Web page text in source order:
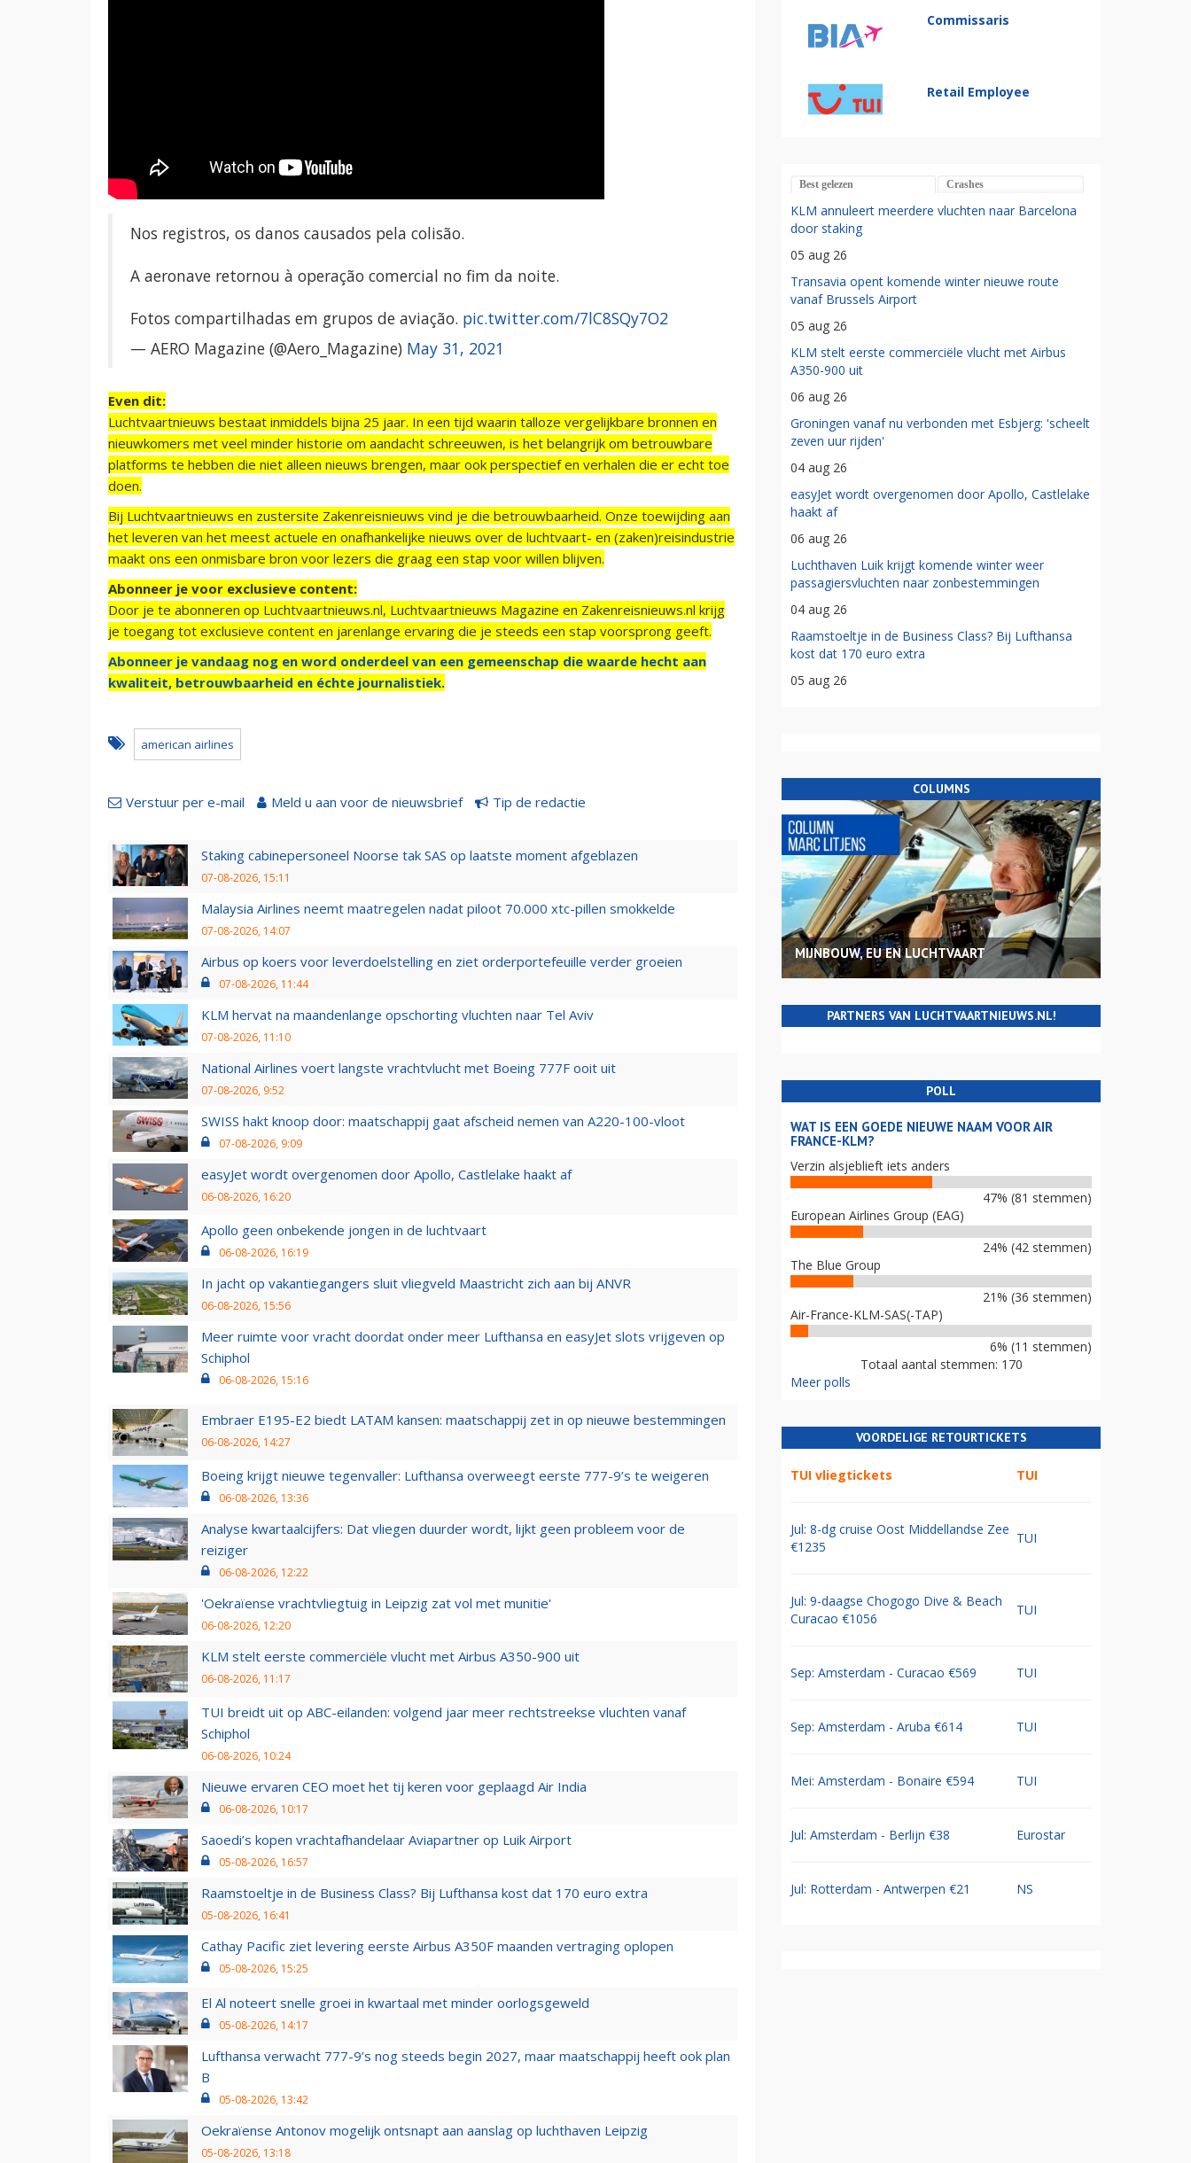
Nos registros, os danos causados pela colisão.
A aeronave retornou à operação comercial no fim da noite.
Fotos compartilhadas em grupos de aviação. pic.twitter.com/7lC8SQy7O2
— AERO Magazine (@Aero_Magazine) May 31, 2021
Even dit:
Luchtvaartnieuws bestaat inmiddels bijna 25 jaar. In een tijd waarin talloze vergelijkbare bronnen en
nieuwkomers met veel minder historie om aandacht schreeuwen, is het belangrijk om betrouwbare
platforms te hebben die niet alleen nieuws brengen, maar ook perspectief en verhalen die er echt toe
doen.
Bij Luchtvaartnieuws en zustersite Zakenreisnieuws vind je die betrouwbaarheid. Onze toewijding aan
het leveren van het meest actuele en onafhankelijke nieuws over de luchtvaart- en (zaken)reisindustrie
maakt ons een onmisbare bron voor lezers die graag een stap voor willen blijven.
Abonneer je voor exclusieve content:
Door je te abonneren op Luchtvaartnieuws.nl, Luchtvaartnieuws Magazine en Zakenreisnieuws.nl krijg
je toegang tot exclusieve content en jarenlange ervaring die je steeds een stap voorsprong geeft.
Abonneer je vandaag nog en word onderdeel van een gemeenschap die waarde hecht aan
kwaliteit, betrouwbaarheid en échte journalistiek.
american airlines
Verstuur per e-mail Meld u aan voor de nieuwsbrief Tip de redactie
Staking cabinepersoneel Noorse tak SAS op laatste moment afgeblazen
07-08-2026, 15:11
Malaysia Airlines neemt maatregelen nadat piloot 70.000 xtc-pillen smokkelde
07-08-2026, 14:07
Airbus op koers voor leverdoelstelling en ziet orderportefeuille verder groeien
07-08-2026, 11:44
KLM hervat na maandenlange opschorting vluchten naar Tel Aviv
07-08-2026, 11:10
National Airlines voert langste vrachtvlucht met Boeing 777F ooit uit
07-08-2026, 9:52
SWISS hakt knoop door: maatschappij gaat afscheid nemen van A220-100-vloot
07-08-2026, 9:09
easyJet wordt overgenomen door Apollo, Castlelake haakt af
06-08-2026, 16:20
Apollo geen onbekende jongen in de luchtvaart
06-08-2026, 16:19
In jacht op vakantiegangers sluit vliegveld Maastricht zich aan bij ANVR
06-08-2026, 15:56
Meer ruimte voor vracht doordat onder meer Lufthansa en easyJet slots vrijgeven op
Schiphol
06-08-2026, 15:16
Embraer E195-E2 biedt LATAM kansen: maatschappij zet in op nieuwe bestemmingen
06-08-2026, 14:27
Boeing krijgt nieuwe tegenvaller: Lufthansa overweegt eerste 777-9’s te weigeren
06-08-2026, 13:36
Analyse kwartaalcijfers: Dat vliegen duurder wordt, lijkt geen probleem voor de
reiziger
06-08-2026, 12:22
'Oekraïense vrachtvliegtuig in Leipzig zat vol met munitie'
06-08-2026, 12:20
KLM stelt eerste commerciële vlucht met Airbus A350-900 uit
06-08-2026, 11:17
TUI breidt uit op ABC-eilanden: volgend jaar meer rechtstreekse vluchten vanaf
Schiphol
06-08-2026, 10:24
Nieuwe ervaren CEO moet het tij keren voor geplaagd Air India
06-08-2026, 10:17
Saoedi’s kopen vrachtafhandelaar Aviapartner op Luik Airport
05-08-2026, 16:57
Raamstoeltje in de Business Class? Bij Lufthansa kost dat 170 euro extra
05-08-2026, 16:41
Cathay Pacific ziet levering eerste Airbus A350F maanden vertraging oplopen
05-08-2026, 15:25
El Al noteert snelle groei in kwartaal met minder oorlogsgeweld
05-08-2026, 14:17
Lufthansa verwacht 777-9’s nog steeds begin 2027, maar maatschappij heeft ook plan
B
05-08-2026, 13:42
Oekraïense Antonov mogelijk ontsnapt aan aanslag op luchthaven Leipzig
05-08-2026, 13:18
Commissaris
Retail Employee
Best gelezen Crashes
KLM annuleert meerdere vluchten naar Barcelona
door staking
05 aug 26
Transavia opent komende winter nieuwe route
vanaf Brussels Airport
05 aug 26
KLM stelt eerste commerciële vlucht met Airbus
A350-900 uit
06 aug 26
Groningen vanaf nu verbonden met Esbjerg: 'scheelt
zeven uur rijden'
04 aug 26
easyJet wordt overgenomen door Apollo, Castlelake
haakt af
06 aug 26
Luchthaven Luik krijgt komende winter weer
passagiersvluchten naar zonbestemmingen
04 aug 26
Raamstoeltje in de Business Class? Bij Lufthansa
kost dat 170 euro extra
05 aug 26
COLUMNS
MIJNBOUW, EU EN LUCHTVAART
PARTNERS VAN LUCHTVAARTNIEUWS.NL!
POLL
WAT IS EEN GOEDE NIEUWE NAAM VOOR AIR
FRANCE-KLM?
Verzin alsjeblieft iets anders
47% (81 stemmen)
European Airlines Group (EAG)
24% (42 stemmen)
The Blue Group
21% (36 stemmen)
Air-France-KLM-SAS(-TAP)
6% (11 stemmen)
Totaal aantal stemmen: 170
Meer polls
VOORDELIGE RETOURTICKETS
TUI vliegtickets TUI
Jul: 8-dg cruise Oost Middellandse Zee
€1235
TUI
Jul: 9-daagse Chogogo Dive & Beach
Curacao €1056
TUI
Sep: Amsterdam - Curacao €569 TUI
Sep: Amsterdam - Aruba €614 TUI
Mei: Amsterdam - Bonaire €594 TUI
Jul: Amsterdam - Berlijn €38 Eurostar
Jul: Rotterdam - Antwerpen €21 NS